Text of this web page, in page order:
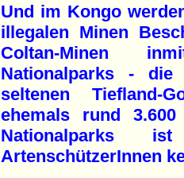
Und im Kongo
illegalen Minen
Coltan-Minen
Nationalparks - die
seltenen Tiefland-
ehemals rund
Nationalparks
ArtenschützerInnen